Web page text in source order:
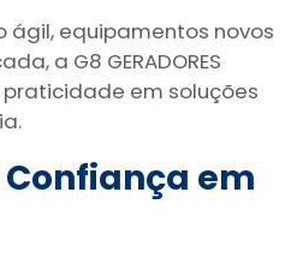
equipamentos novos
a G8 GERADORES
em soluções
em